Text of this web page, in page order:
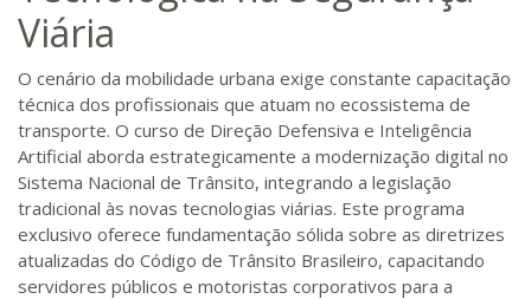
Viária
O cenário da mobilidade urbana exige constante capacitação
técnica dos profissionais que atuam no ecossistema de
transporte. O curso de Direção Defensiva e Inteligência
Artificial aborda estrategicamente a modernização digital no
Sistema Nacional de Trânsito, integrando a legislação
tradicional às novas tecnologias viárias. Este programa
exclusivo oferece fundamentação sólida sobre as diretrizes
atualizadas do Código de Trânsito Brasileiro, capacitando
servidores públicos e motoristas corporativos para a